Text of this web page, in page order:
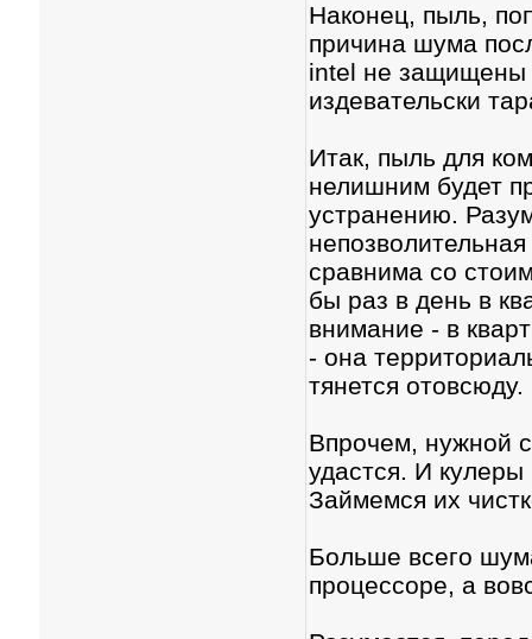
Наконец, пыль,
причина шума
intel не защищены
издевательски
Итак, пыль для
нелишним будет
устранению.
сравнима со
бы раз в день в
внимание - в
- она
тянется отовсюду.
Впрочем, нужной
удастся. И
Займемся их
Больше всего
процессоре, а